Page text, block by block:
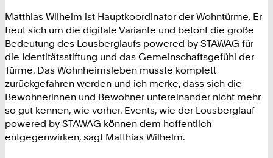
Matthias Wilhelm ist Hauptkoordinator der Wohntürme. Er
freut sich um die digitale Variante und betont die große
Bedeutung des Lousberglaufs powered by STAWAG für
die Identitätsstiftung und das Gemeinschaftsgefühl der
Türme. Das Wohnheimsleben musste komplett
zurückgefahren werden und ich merke, dass sich die
Bewohnerinnen und Bewohner untereinander nicht mehr
so gut kennen, wie vorher. Events, wie der Lousberglauf
powered by STAWAG können dem hoffentlich
entgegenwirken, sagt Matthias Wilhelm.